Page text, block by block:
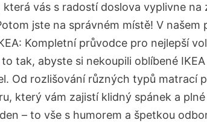
která ‍vás s ​radostí doslova⁤ vyplivne na
jste na správném místě! V‍ našem⁣
Kompletní průvodce pro nejlepší
to⁤ tak, abyste‍ si nekoupili oblíbené
Od rozlišování ‌různých typů matrací
který vám zajistí klidný spánek a
– to vše s humorem a špetkou